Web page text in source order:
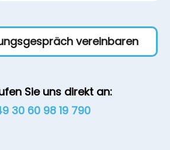
vereinbaren
Sie uns direkt an:
30 60 98 19 790